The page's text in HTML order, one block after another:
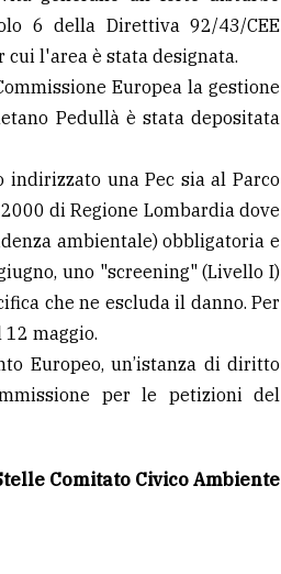
6 della Direttiva 92/43/CEE
l'area è stata designata.
Europea la gestione
Pedullà è stata depositata
indirizzato una Pec sia al Parco
di Regione Lombardia dove
ambientale) obbligatoria e
uno "screening" (Livello I)
che ne escluda il danno. Per
maggio.
Europeo, un’istanza di diritto
per le petizioni del
Comitato Civico Ambiente